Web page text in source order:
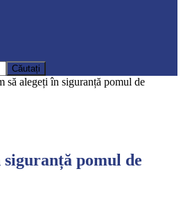
să alegeți în siguranță pomul de
pomul de